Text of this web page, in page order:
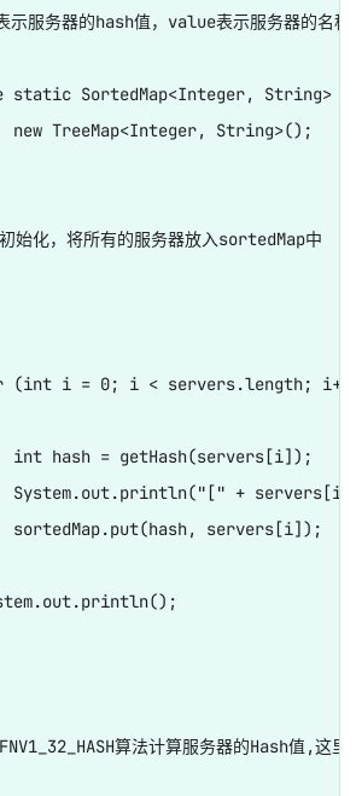
务器的hash值，value表示服务器的名称
SortedMap<Integer, String>
TreeMap<Integer, String>();
化，将所有的服务器放入sortedMap中
i = 0; i < servers.length; i++)
hash = getHash(servers[i]);
+ servers[i] + "]
servers[i]);
算法计算服务器的Hash值,这里